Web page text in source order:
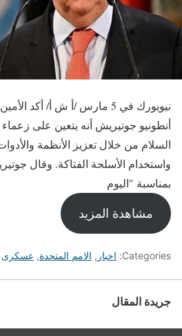
نيويورك في 5 مارس /أ ش أ/ أكد
أنطونيو جوتيريش أنه يتعين على
السلام من خلال تعزيز الأنظمة
واستخدام الأسلحة الفتاكة. وقال
بمناسبة "اليوم
مشاهدة المزيد
Categories: اخبار , الامم المتحدة, عسكرى
جريدة المقال